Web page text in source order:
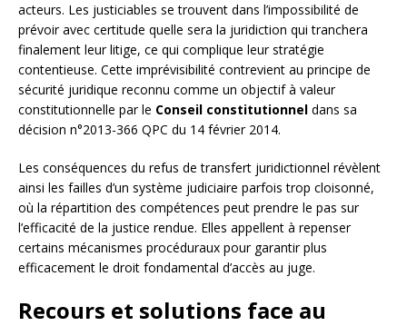
acteurs. Les justiciables se trouvent dans l’impossibilité de
prévoir avec certitude quelle sera la juridiction qui tranchera
finalement leur litige, ce qui complique leur stratégie
contentieuse. Cette imprévisibilité contrevient au principe de
sécurité juridique reconnu comme un objectif à valeur
constitutionnelle par le Conseil constitutionnel dans sa
décision n°2013-366 QPC du 14 février 2014.
Les conséquences du refus de transfert juridictionnel révèlent
ainsi les failles d’un système judiciaire parfois trop cloisonné,
où la répartition des compétences peut prendre le pas sur
l’efficacité de la justice rendue. Elles appellent à repenser
certains mécanismes procéduraux pour garantir plus
efficacement le droit fondamental d’accès au juge.
Recours et solutions face au